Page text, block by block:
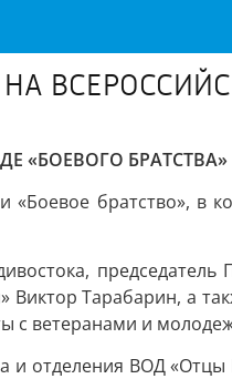
«БОЕВОГО БРАТСТВА»
братство»,
Тарабарин, а
с ветеранами и
отделения ВОД